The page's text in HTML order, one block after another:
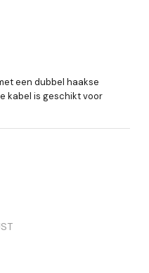
een dubbel haakse
kabel is geschikt voor